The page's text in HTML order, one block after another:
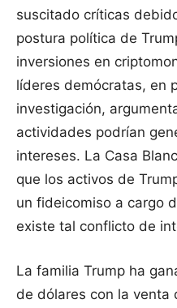
suscitado críticas
postura política de
inversiones en
líderes demócratas, en
investigación,
actividades podrían
intereses. La Casa
que los activos de
un fideicomiso a cargo
existe tal conflicto de
La familia Trump ha
de dólares con la venta